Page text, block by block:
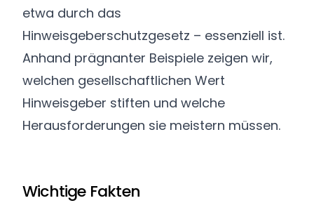
etwa durch das
Hinweisgeberschutzgesetz – essenziell ist.
Anhand prägnanter Beispiele zeigen wir,
welchen gesellschaftlichen Wert
Hinweisgeber stiften und welche
Herausforderungen sie meistern müssen.
Wichtige Fakten